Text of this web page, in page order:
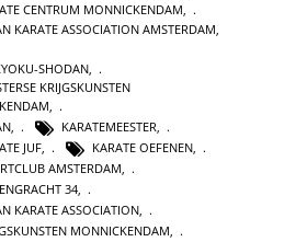
CENTRUM MONNICKENDAM,
KARATE ASSOCIATION AMSTERDAM
SHODAN
KRIJGSKUNSTEN
KARATEMEESTER
JUF
KARATE OEFENEN,
AMSTERDAM
34
KARATE ASSOCIATION
MONNICKENDAM,